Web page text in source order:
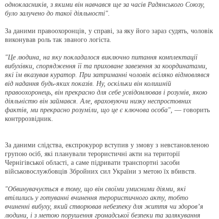
однокласників, з якими він навчався ще за часів Радянського Союзу,
було залучено до такої діяльності".
За даними правоохоронців, у справі, за яку його зараз судять, чоловік
виконував роль так званого логіста.
"Це людина, на яку покладалося виключно питання комплектації
вибухівки, спорядження її та приховане завезення за координатами,
які їм вказував куратор. При затриманні чоловік всіляко відмовлявся
від надання будь-яких показів. Ну, оскільки він колишній
правоохоронець, він прекрасно для себе усвідомлював і розумів, якою
діяльністю він займався. Але, враховуючи низку неспростовних
фактів, ми прекрасно розуміли, що це є ключова особа", — говорить
контррозвідник.
За даними слідства, експрокурор вступив у змову з невстановленою
групою осіб, які планували терористичні акти на території
Чернігівської області, а саме підривати транспортні засоби
військовослужбовців Збройних сил України з метою їх вбивств.
"Обвинувачується в тому, що він своїми умисними діями, які
втілились у готуванні вчинення терористичного акту, тобто
вчиненні вибуху, який створював небезпеку для життя чи здоров’я
людини, і з метою порушення громадської безпеки та залякування